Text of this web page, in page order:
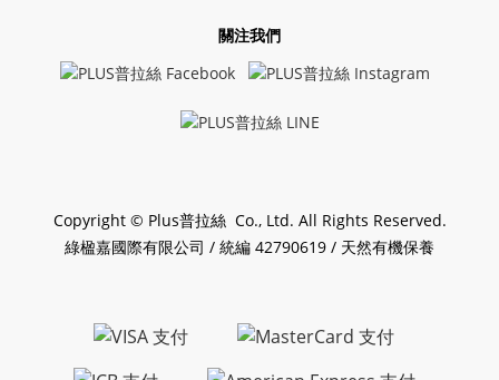
關注我們
Copyright © Plus普拉絲 Co., Ltd. All Rights Reserved.
綠楹嘉國際有限公司 / 統編 42790619 / 天然有機保養